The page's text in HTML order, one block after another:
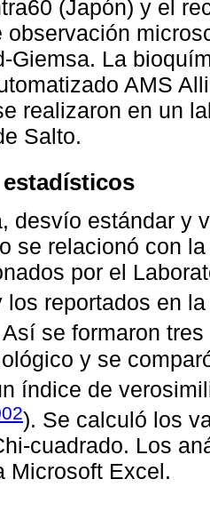
(Japón) y el
observación
Giemsa. La
AMS
realizaron en un
Salto.
desvío estándar y
se relacionó con
por el
los reportados en
se formaron
y se
índice de
). Se calculó los
cuadrado. Los
Microsoft Excel.